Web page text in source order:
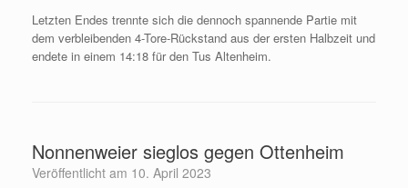
Letzten Endes trennte sich die dennoch spannende Partie mit
dem verbleibenden 4-Tore-Rückstand aus der ersten Halbzeit und
endete in einem 14:18 für den Tus Altenheim.
Nonnenweier sieglos gegen Ottenheim
Veröffentlicht am 10. April 2023